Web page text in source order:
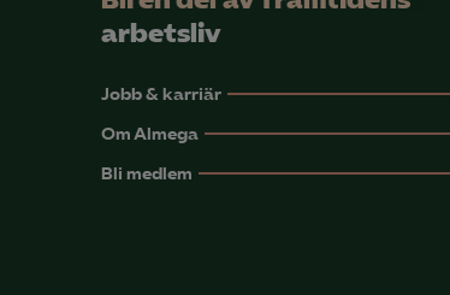
arbetsliv
Jobb & karriär
Om Almega
Bli medlem